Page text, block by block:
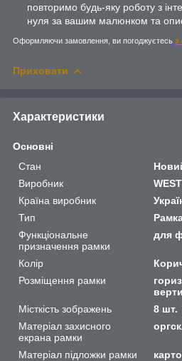
повторимо будь-яку роботу з
нуля за вашим малюнком та
Оформляючи замовлення, ви погоджуєтесь з
Приховати
Характеристики
Основні
Стан
Виробник
Країна виробник
Тип
Функціональне
призначення рамки
для
Колір
Розміщення рамки
Місткість зображень
8 шт.
Матеріал захисного
екрана рамки
Матеріал підложки рамки